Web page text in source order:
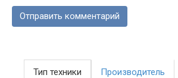
Тип техники Производитель